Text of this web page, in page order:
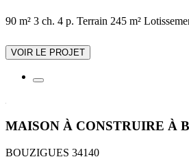
90 m² 3 ch. 4 p. Terrain 245 m²
VOIR LE PROJET
MAISON À CONSTRUIRE À
BOUZIGUES 34140